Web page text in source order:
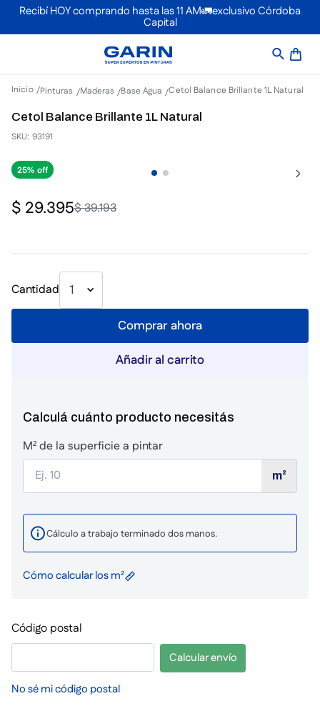
Recibí HOY comprando hasta las 11 AM🚛exclusivo Córdoba
Capital
Pinturas Maderas Base Agua Cetol Balance Brillante 1L Natural
Cetol Balance Brillante 1L Natural
SKU: 93191
25%
$39.193
$ 29.395
Cantidad 1
Comprar ahora
Añadir al carrito
Calculá cuánto producto necesitás
M² de la superficie a pintar
m²
Cálculo a trabajo terminado dos manos.
Cómo calcular los m²
Código postal
No sé mi código postal
Calcular envío